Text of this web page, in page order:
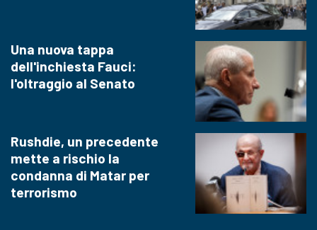
Una nuova tappa
dell'inchiesta Fauci:
l'oltraggio al Senato
Rushdie, un precedente
mette a rischio la
condanna di Matar per
terrorismo